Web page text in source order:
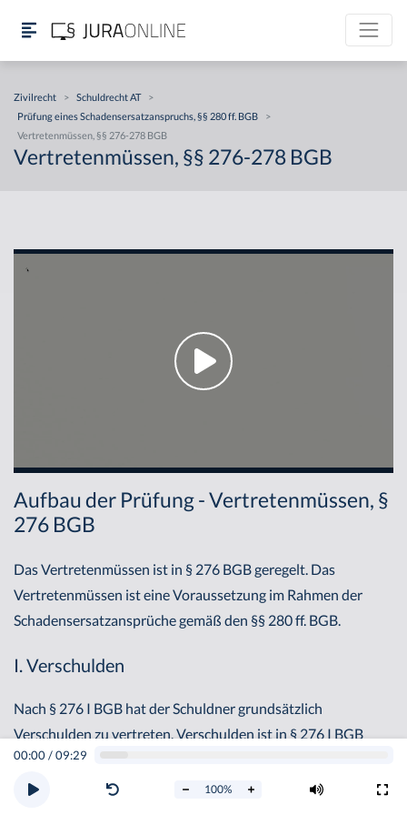
Zivilrecht > Schuldrecht AT
>
Prüfung eines Schadensersatzanspruchs, §§ 280 ff. BGB
>
Vertretenmüssen, §§ 276-278 BGB
Vertretenmüssen, §§ 276-278 BGB
00:00/09:29
100%
Aufbau der Prüfung - Vertretenmüssen, §
276 BGB
Das Vertretenmüssen ist in § 276 BGB geregelt. Das
Vertretenmüssen ist eine Voraussetzung im Rahmen der
Schadensersatzansprüche gemäß den §§ 280 ff. BGB.
I. Verschulden
Nach § 276 I BGB hat der Schuldner grundsätzlich
Verschulden zu vertreten. Verschulden ist in § 276 I BGB
geregelt. Danach hat man grundsätzlich Vorsatz und jede
Fahrlässigkeit zu vertreten. Vorsätzlich handelt beim